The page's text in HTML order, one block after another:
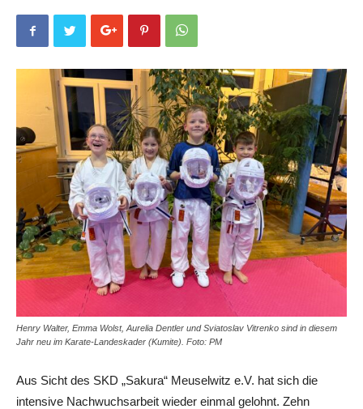
Henry Walter, Emma Wolst, Aurelia Dentler und Sviatoslav Vitrenko sind in diesem
Jahr neu im Karate-Landeskader (Kumite). Foto: PM
Aus Sicht des SKD „Sakura“ Meuselwitz e.V. hat sich die
intensive Nachwuchsarbeit wieder einmal gelohnt. Zehn